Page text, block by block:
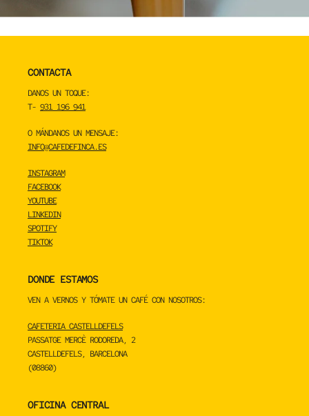
CONTACTA
DANOS UN TOQUE:
T- 931 196 941
O MÁNDANOS UN MENSAJE:
INFO@CAFEDEFINCA.ES
INSTAGRAM
FACEBOOK
YOUTUBE
LINKEDIN
SPOTIFY
TIKTOK
DONDE ESTAMOS
VEN A VERNOS Y TÓMATE UN CAFÉ CON NOSOTROS:
CAFETERIA CASTELLDEFELS
PASSATGE MERCÈ RODOREDA, 2
CASTELLDEFELS, BARCELONA
(08860)
OFICINA CENTRAL